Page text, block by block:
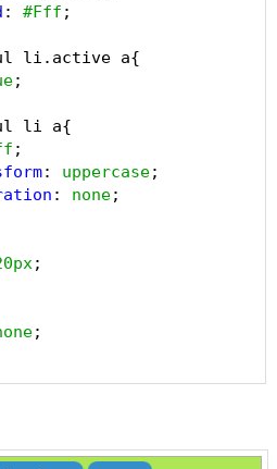
: #Fff ;
ul li.active a{
;
ul li a{
;
: uppercase;
: none;
;
;